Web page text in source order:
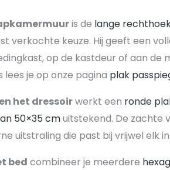
is de lange
verkochte keuze. Hij geeft een
op de kastdeur of aan de
je op onze pagina plak
het dressoirwerkt een ronde
50×35 cmuitstekend. De zachte
uitstraling die past bij vrijwel elk
bed combineer je meerdere